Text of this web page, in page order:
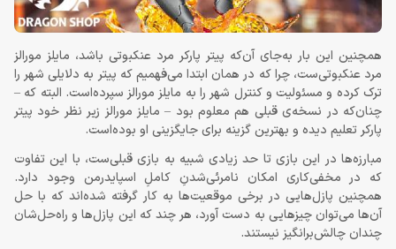
همچنین این بار به‌جای آن‌که پیتر پارکر مرد عنکبوتی باشد، مایلز مورالز
مرد عنکبوتی‌ست، چرا که در همان ابتدا می‌فهمیم که پیتر به دلایلی شهر را
ترک کرده و مسئولیت و کنترل شهر را به مایلز مورالز سپرده‌است. البته که –
چنان‌که در نسخه‌ی قبلی هم معلوم بود – مایلز مورالز زیر نظر خود پیتر
پارکر تعلیم دیده و بهترین گزینه برای جایگزینی او بوده‌است.
مبارزه‌ها در این بازی تا حد زیادی شبیه به بازی قبلی‌ست، با این تفاوت
که در مخفی‌کاری امکان نامرئی‌شدنِ کاملِ اسپایدرمن وجود دارد.
همچنین پازل‌هایی در برخی موقعیت‌ها به کار گرفته شده‌اند که با حل
آن‌ها می‌توان چیزهایی به دست آورد، هر چند که این پازل‌ها و راه‌حل‌شان
چندان چالش‌برانگیز نیستند.